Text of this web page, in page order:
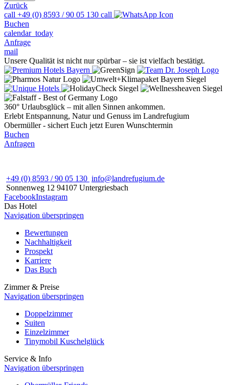
Zurück
call +49 (0) 8593 / 90 05 130 call
Buchen
calendar_today
Anfrage
mail
Unsere Qualität ist nicht nur spürbar – sie ist vielfach bestätigt.
360° Urlaubsglück – mit allen Sinnen ankommen.
Erlebt Entspannung, Natur und Genuss im Landrefugium
Obermüller - sichert Euch jetzt Euren Wunschtermin
Buchen
Anfragen
+49 (0) 8593 / 90 05 130 info@landrefugium.de
Sonnenweg 12 94107 Untergriesbach
FacebookInstagram
Das Hotel
Navigation überspringen
Bewertungen
Nachhaltigkeit
Prospekt
Karriere
Das Buch
Zimmer & Preise
Navigation überspringen
Doppelzimmer
Suiten
Einzelzimmer
Tinymobil Kuschelglück
Service & Info
Navigation überspringen